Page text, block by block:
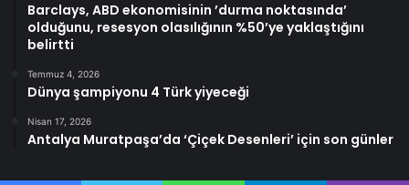
Barclays, ABD ekonomisinin ’durma noktasında’
olduğunu, resesyon olasılığının %50’ye yaklaştığını
belirtti
Temmuz 4, 2026
Dünya şampiyonu 4 Türk yiyeceği
Nisan 17, 2026
Antalya Muratpaşa’da ‘Çiçek Desenleri’ için son günler